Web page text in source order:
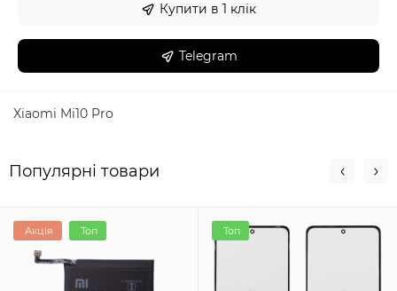
Купити в 1 клік
Telegram
Xiaomi Mi10 Pro
Популярні товари
Акція Топ Топ